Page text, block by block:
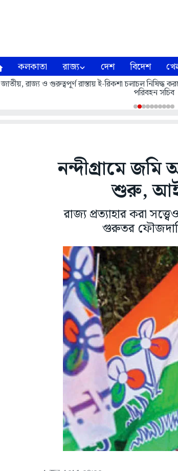
কলকাতা রাজ্য দেশ বিদেশ
জাতীয়, রাজ্য ও গুরুত্বপূর্ণ রাস্তায় ই-রিকশা চলাচল নিষিদ্ধ
পরিবহন সচিব
নন্দীগ্রামে
শুরু,
রাজ্য প্রত্যাহার করা
গুরুতর ফৌজদারি